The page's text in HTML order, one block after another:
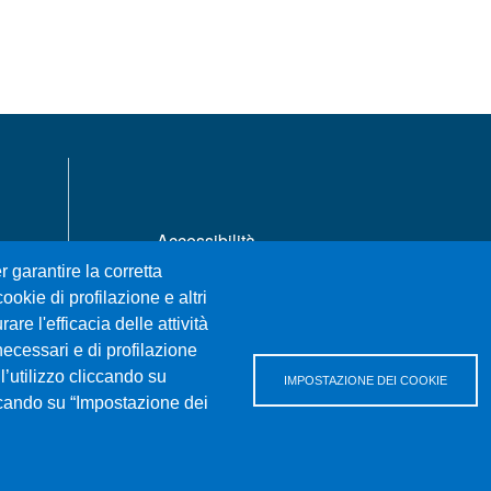
garantire la corretta
di profilazione e altri
l'efficacia delle attività
e di profilazione
cliccando su
su “Impostazione dei
IMPOSTAZIONE DEI COOKIE
Accessibilità
Privacy e cookie policy
Cambia idea sui cookie
Mappa del sito